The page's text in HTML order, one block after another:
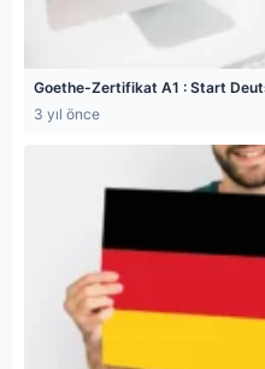
Goethe-Zertifikat A1 : Start
3 yıl önce